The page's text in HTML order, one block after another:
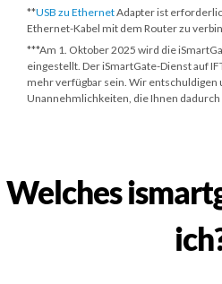
**USB zu EthernetAdapter ist
Ethernet-Kabel mit dem Router zu
***Am 1. Oktober 2025 wird die
eingestellt. Der iSmartGate-Dienst auf
mehr verfügbar sein. Wir entschuldigen
Unannehmlichkeiten, die Ihnen
Welches